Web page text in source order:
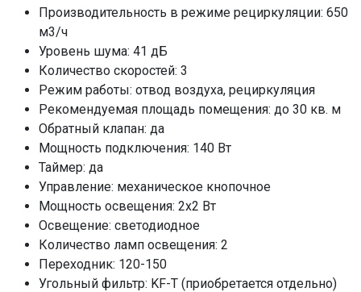
Производительность в режиме рециркуляции: 650
м3/ч
Уровень шума: 41 дБ
Количество скоростей: 3
Режим работы: отвод воздуха, рециркуляция
Рекомендуемая площадь помещения: до 30 кв. м
Обратный клапан: да
Мощность подключения: 140 Вт
Таймер: да
Управление: механическое кнопочное
Мощность освещения: 2x2 Вт
Освещение: светодиодное
Количество ламп освещения: 2
Переходник: 120-150
Угольный фильтр: KF-T (приобретается отдельно)